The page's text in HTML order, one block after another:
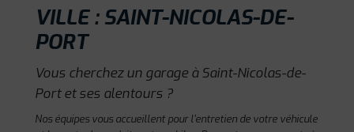
VILLE : SAINT-NICOLAS-DE-
PORT
Vous cherchez un garage à Saint-Nicolas-de-
Port et ses alentours ?
Nos équipes vous accueillent pour l'entretien de votre véhicule